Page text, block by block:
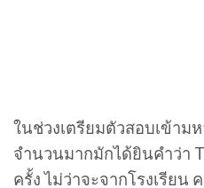
ในช่วงเตรียมตัวสอบเข้าม
จำนวนมากมักได้ยินคำว่า
ครั้ง ไม่ว่าจะจากโรงเรีย